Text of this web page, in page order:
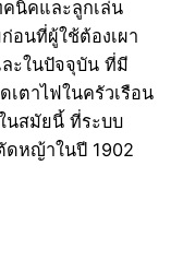
นิคและลูกเล่น
อนที่ผู้ใช้ต้องเผา
ะในปัจจุบัน ที่มี
ตาไฟในครัวเรือน
สมัยนี้ ที่ระบบ
หญ้าในปี 1902